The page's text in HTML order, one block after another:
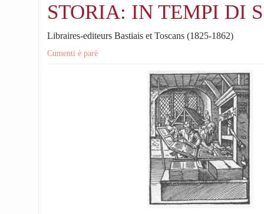
STORIA: IN TEMPI DI
Libraires-editeurs Bastiais et Toscans (1825-1862)
Cumenti è parè